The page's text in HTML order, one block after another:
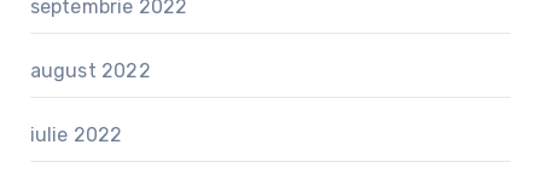
septembrie 2022
august 2022
iulie 2022